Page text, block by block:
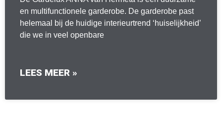
en multifunctionele garderobe. De garderobe past
helemaal bij de huidige interieurtrend ‘huiselijkheid’
die we in veel openbare
LEES MEER »